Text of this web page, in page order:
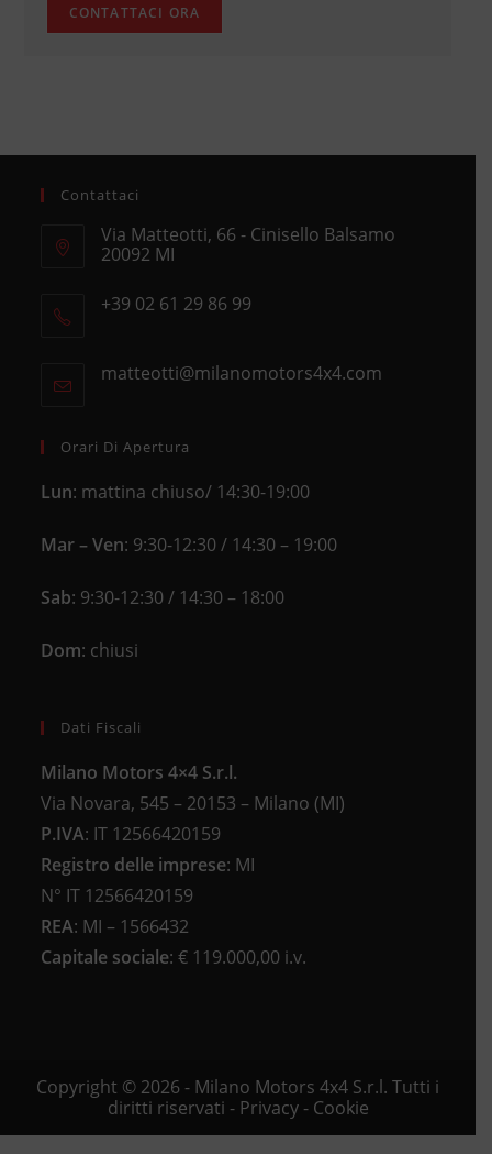
Contattaci
Via Matteotti, 66 - Cinisello Balsamo
20092 MI
in
+39 02 61 29 86 99
your
matteotti@milanomotors4x4.comOpens
Orari Di Apertura
Lun: mattina chiuso/ 14:30-19:00
Mar – Ven: 9:30-12:30 / 14:30 – 19:00
Sab: 9:30-12:30 / 14:30 – 18:00
Dom: chiusi
Dati Fiscali
Milano Motors 4×4 S.r.l.
Via Novara, 545 – 20153 – Milano (MI)
P.IVA: IT 12566420159
Registro delle imprese: MI
N° IT 12566420159
REA: MI – 1566432
Capitale sociale: € 119.000,00 i.v.
Copyright © 2026 - Milano Motors 4x4 S.r.l. Tutti i
diritti riservati - Privacy- Cookie